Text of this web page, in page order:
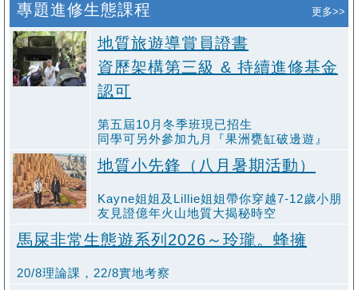
專題進修生態課程 更多>>
地質旅遊導賞員證書
資歷架構第三級 & 持續進修基金
認可
第五屆10月冬季班現已招生
同學可另外參加九月『果洲甕缸破邊遊』
地質小先鋒（八月暑期活動）
Kayne姐姐及Lillie姐姐帶你穿越7-12歲小朋
友見證億年火⼭地質大揭秘時空
馬屎非常生態遊系列2026～玲瓏。蜂擁
20/8理論課，22/8實地考察